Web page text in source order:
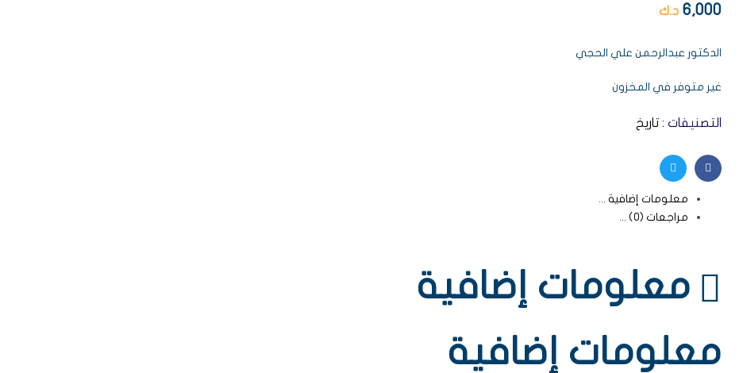
6,000 د.ك
الدكتور عبدالرحمن علي الحجي
غير متوفر في المخزون
التصنيفات : تاريخ
Facebook
Twitter
معلومات إضافية
مراجعات (0)
معلومات إضافية
معلومات إضافية